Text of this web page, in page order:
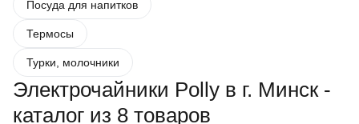
Посуда для напитков
Термосы
Турки, молочники
Электрочайники Polly в г. Минск -
каталог из 8 товаров